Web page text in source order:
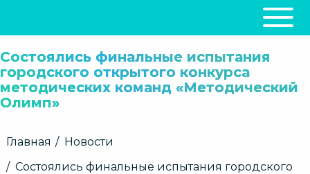
НАВИГАЦИЯ
Состоялись финальные испытания
городского открытого конкурса
методических команд «Методический
Олимп»
Строка
Главная
Новости
Состоялись финальные испытания городского